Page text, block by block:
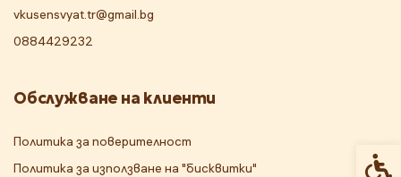
vkusensvyat.tr@gmail.bg
0884429232
Обслужване на клиенти
Политика за поверителност
Политика за използване на "бисквитки"